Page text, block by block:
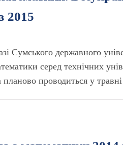
2015
Сумського державного
серед технічних
проводиться у